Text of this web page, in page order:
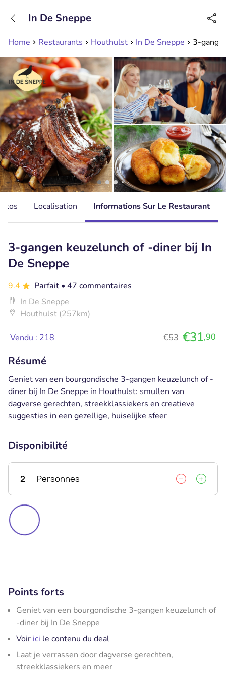
Disponible jusqu'à 23:00 heures
Home Restaurants Houthulst In De Sneppe 3-
In De Sneppe
Localisation Informations Sur Le Restaurant
3-gangen keuzelunch of -diner bij In
De Sneppe
9.4 Parfait • 47 commentaires
In De Sneppe
Houthulst (257km)
Vendu : 218 €53 €31,90
Résumé
Geniet van een bourgondische 3-gangen keuzelunch of -
diner bij In De Sneppe in Houthulst: smullen van
dagverse gerechten, streekklassiekers en creatieve
suggesties in een gezellige, huiselijke sfeer
Disponibilité
2 Personnes
Points forts
Geniet van een bourgondische 3-gangen keuzelunch of
-diner bij In De Sneppe
Voir ici le contenu du deal
Laat je verrassen door dagverse gerechten,
streekklassiekers en meer